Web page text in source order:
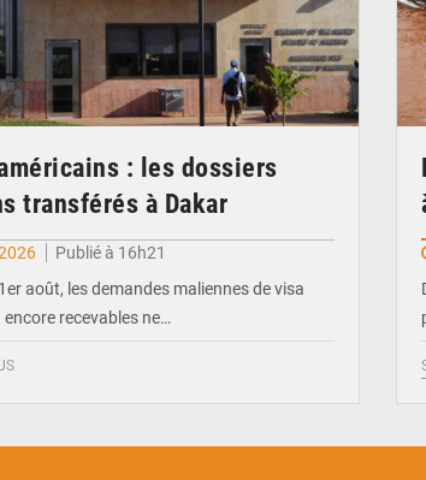
: les dossiers
transférés à Dakar
Publié à 16h21
août, les demandes maliennes de visa
recevables ne…